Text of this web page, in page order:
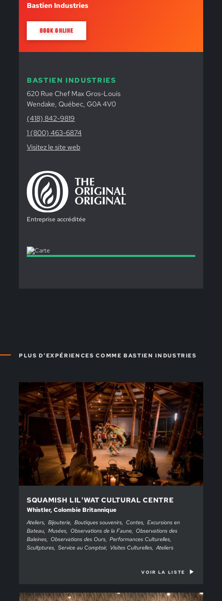
Bastien Industries
BOOK ONLINE
BASTIEN INDUSTRIES
620 Rue Chef Max Gros-Louis
Wendake, Québec, G0A 4V0
(418) 842-9819
1 (800) 463-6874
Visitez le site web
Entreprise accréditée
PLUS D'EXPÉRIENCES COMME BASTIEN INDUSTRIES
SQUAMISH LIL'WAT CULTURAL CENTRE
Whistler, Colombie Britannique
Ateliers Bijouterie Boutiques souvenirs Contes Excursions en
Bateau Musées Observations de la Faune Observations des
Baleines Observations des Ours Performances Culturelles
Scultptures Service au Comptoir Visites Culturelles Ateliers
VOIR LA LISTE